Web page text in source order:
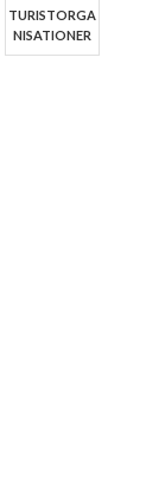
TURISTORGA
NISATIONER